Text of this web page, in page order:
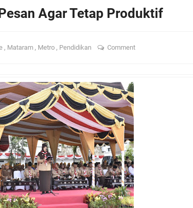
Kamtibmas Jelang HUT Ke-81 RI dan Kunjungan Kapolri
Timur Ringkus Pelaku Curanmor Bersana BB
keamanan Acara Selamatan Bendungan Meninting
Patroli di Wilayah Ampenan
Kepala Lingkungan Taman Perkuat Sinergitas
Agar Tetap Produktif
, Mataram , Metro , Pendidikan Comment